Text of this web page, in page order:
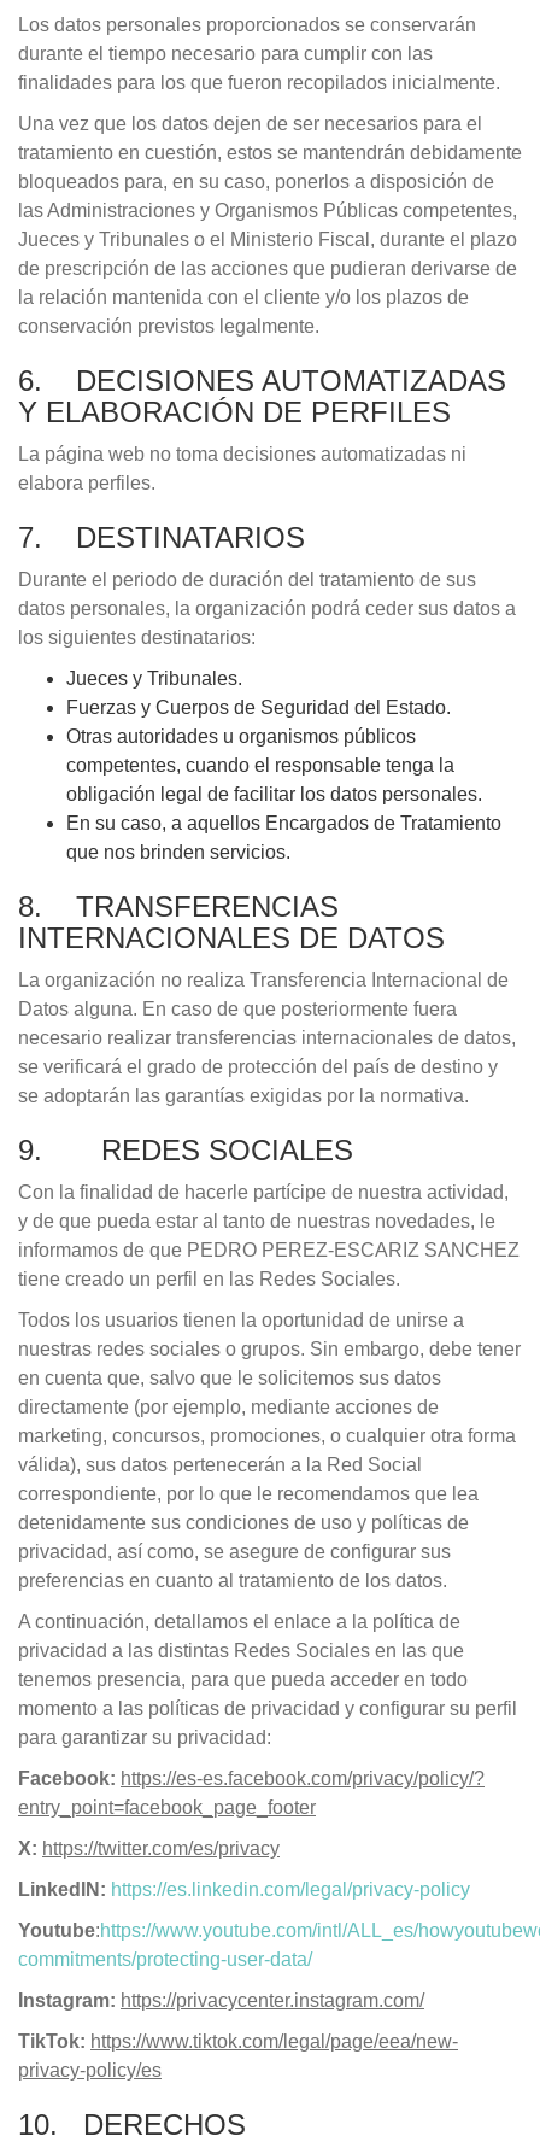
Los datos personales proporcionados se conservarán
durante el tiempo necesario para cumplir con las
finalidades para los que fueron recopilados inicialmente.
Una vez que los datos dejen de ser necesarios para el
tratamiento en cuestión, estos se mantendrán debidamente
bloqueados para, en su caso, ponerlos a disposición de
las Administraciones y Organismos Públicas competentes,
Jueces y Tribunales o el Ministerio Fiscal, durante el plazo
de prescripción de las acciones que pudieran derivarse de
la relación mantenida con el cliente y/o los plazos de
conservación previstos legalmente.
6. DECISIONES AUTOMATIZADAS
Y ELABORACIÓN DE PERFILES
La página web no toma decisiones automatizadas ni
elabora perfiles.
7. DESTINATARIOS
Durante el periodo de duración del tratamiento de sus
datos personales, la organización podrá ceder sus datos a
los siguientes destinatarios:
Jueces y Tribunales.
Fuerzas y Cuerpos de Seguridad del Estado.
Otras autoridades u organismos públicos
competentes, cuando el responsable tenga la
obligación legal de facilitar los datos personales.
En su caso, a aquellos Encargados de Tratamiento
que nos brinden servicios.
8. TRANSFERENCIAS
INTERNACIONALES DE DATOS
La organización no realiza Transferencia Internacional de
Datos alguna. En caso de que posteriormente fuera
necesario realizar transferencias internacionales de datos,
se verificará el grado de protección del país de destino y
se adoptarán las garantías exigidas por la normativa.
9. REDES SOCIALES
Con la finalidad de hacerle partícipe de nuestra actividad,
y de que pueda estar al tanto de nuestras novedades, le
informamos de que PEDRO PEREZ-ESCARIZ SANCHEZ
tiene creado un perfil en las Redes Sociales.
Todos los usuarios tienen la oportunidad de unirse a
nuestras redes sociales o grupos. Sin embargo, debe tener
en cuenta que, salvo que le solicitemos sus datos
directamente (por ejemplo, mediante acciones de
marketing, concursos, promociones, o cualquier otra forma
válida), sus datos pertenecerán a la Red Social
correspondiente, por lo que le recomendamos que lea
detenidamente sus condiciones de uso y políticas de
privacidad, así como, se asegure de configurar sus
preferencias en cuanto al tratamiento de los datos.
A continuación, detallamos el enlace a la política de
privacidad a las distintas Redes Sociales en las que
tenemos presencia, para que pueda acceder en todo
momento a las políticas de privacidad y configurar su perfil
para garantizar su privacidad:
Facebook: https://es-es.facebook.com/privacy/policy/?
entry_point=facebook_page_footer
X: https://twitter.com/es/privacy
LinkedIN: https://es.linkedin.com/legal/privacy-policy
Youtube:https://www.youtube.com/intl/ALL_es/
commitments/protecting-user-data/
Instagram: https://privacycenter.instagram.com/
TikTok: https://www.tiktok.com/legal/page/eea/new-
privacy-policy/es
10. DERECHOS